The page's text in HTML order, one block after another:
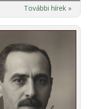
További hírek »